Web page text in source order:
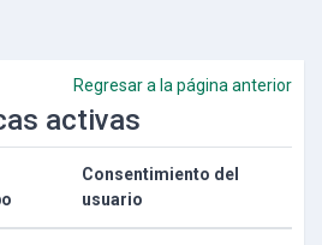
Regresar a la página anterior
activas
Consentimiento del
usuario